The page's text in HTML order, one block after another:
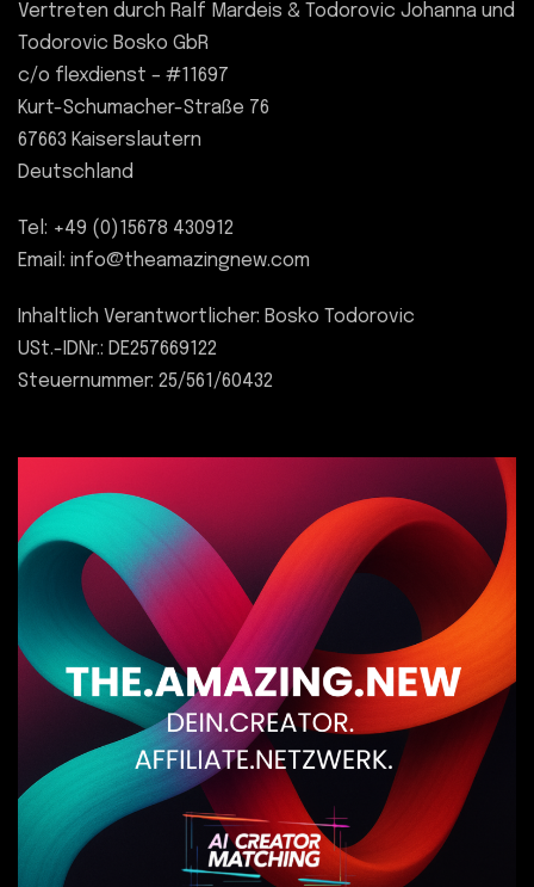
Vertreten durch Ralf Mardeis & Todorovic Johanna und
Todorovic Bosko GbR
c/o flexdienst – #11697
Kurt-Schumacher-Straße 76
67663 Kaiserslautern
Deutschland
Tel: +49 (0)15678 430912
Email: info@theamazingnew.com
Inhaltlich Verantwortlicher: Bosko Todorovic
USt.-IDNr.: DE257669122
Steuernummer: 25/561/60432